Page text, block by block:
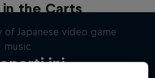
ini
in the Carts
of Japanese video game
music